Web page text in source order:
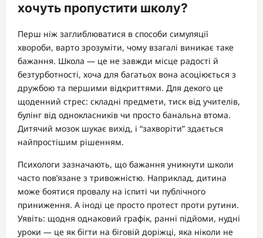
хочуть пропустити школу?
Перш ніж заглиблюватися в способи симуляції
хвороби, варто зрозуміти, чому взагалі виникає таке
бажання. Школа — це не завжди місце радості й
безтурботності, хоча для багатьох вона асоціюється з
дружбою та першими відкриттями. Для декого це
щоденний стрес: складні предмети, тиск від учителів,
булінг від однокласників чи просто банальна втома.
Дитячий мозок шукає вихід, і “захворіти” здається
найпростішим рішенням.
Психологи зазначають, що бажання уникнути школи
часто пов’язане з тривожністю. Наприклад, дитина
може боятися провалу на іспиті чи публічного
приниження. А іноді це просто протест проти рутини.
Уявіть: щодня однаковий графік, ранні підйоми, нудні
уроки — це як бігти на біговій доріжці, яка ніколи не